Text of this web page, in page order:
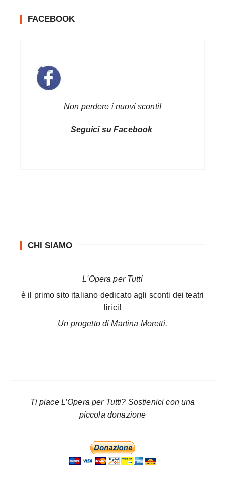
FACEBOOK
Non perdere i nuovi sconti!
Seguici su Facebook
CHI SIAMO
L'Opera per Tutti
è il primo sito italiano dedicato agli sconti dei teatri
lirici!
Un progetto di Martina Moretti.
Ti piace L’Opera per Tutti? Sostienici con una
piccola donazione